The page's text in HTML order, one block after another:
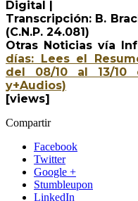
Digital |
Transcripción: B.
(C.N.P. 24.081)
Otras Noticias vía
días: Lees el
del 08/10 al 13/10
y+Audios)
[views]
Compartir
Facebook
Twitter
Google +
Stumbleupon
LinkedIn